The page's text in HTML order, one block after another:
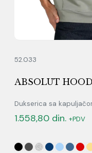
52.033
ABSOLUT
Dukserica sa
1.558,80 din. +PDV